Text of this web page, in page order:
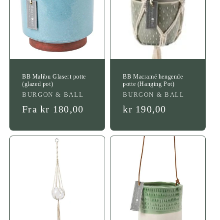
BB Malibu Glasert potte
(glazed pot)
Leverandør:
BURGON & BALL
Vanlig
Fra kr 180,00
BB Macramé hengende
potte (Hanging Pot)
Leverandør:
BURGON & BALL
Vanlig
kr 190,00